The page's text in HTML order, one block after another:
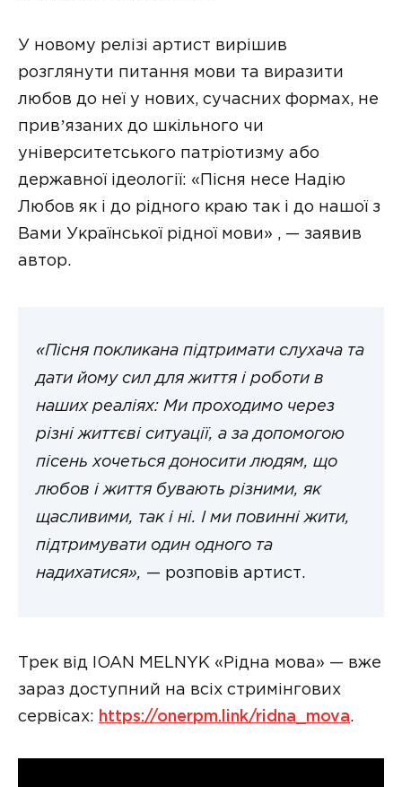
У новому релізі артист вирішив
розглянути питання мови та виразити
любов до неї у нових, сучасних формах, не
привʼязаних до шкільного чи
університетського патріотизму або
державної ідеології: «Пісня несе Надію
Любов як і до рідного краю так і до нашої з
Вами Української рідної мови» , — заявив
автор.
«Пісня покликана підтримати слухача та
дати йому сил для життя і роботи в
наших реаліях: Ми проходимо через
різні життєві ситуації, а за допомогою
пісень хочеться доносити людям, що
любов і життя бувають різними, як
щасливими, так і ні. І ми повинні жити,
підтримувати один одного та
надихатися», — розповів артист.
Трек від IOAN MELNYK «Рідна мова» — вже
зараз доступний на всіх стримінгових
сервісах: https://onerpm.link/ridna_mova.